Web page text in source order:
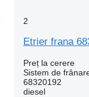
2
Etrier frana
Preț la cerere
Sistem de
68320192
diesel